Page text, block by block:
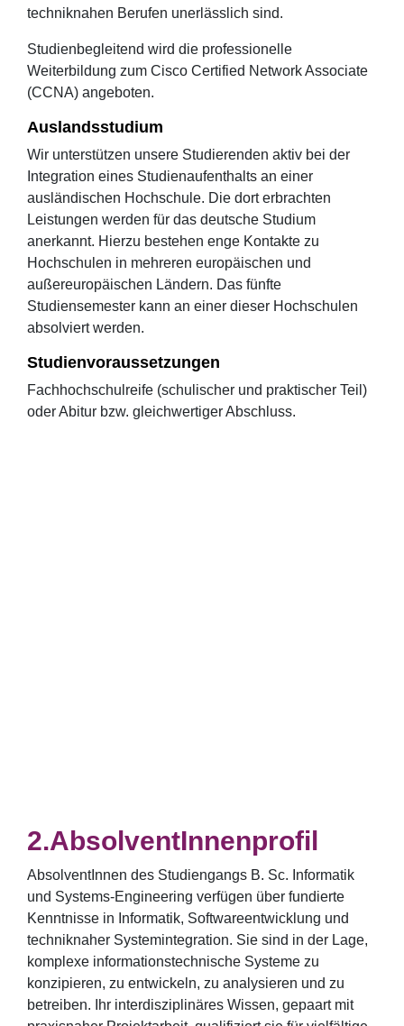
techniknahen Berufen unerlässlich sind.
Studienbegleitend wird die professionelle
Weiterbildung zum Cisco Certified Network Associate
(CCNA) angeboten.
Auslandsstudium
Wir unterstützen unsere Studierenden aktiv bei der
Integration eines Studienaufenthalts an einer
ausländischen Hochschule. Die dort erbrachten
Leistungen werden für das deutsche Studium
anerkannt. Hierzu bestehen enge Kontakte zu
Hochschulen in mehreren europäischen und
außereuropäischen Ländern. Das fünfte
Studiensemester kann an einer dieser Hochschulen
absolviert werden.
Studienvoraussetzungen
Fachhochschulreife (schulischer und praktischer Teil)
oder Abitur bzw. gleichwertiger Abschluss.
AbsolventInnenprofil
AbsolventInnen des Studiengangs B. Sc. Informatik
und Systems-Engineering verfügen über fundierte
Kenntnisse in Informatik, Softwareentwicklung und
techniknaher Systemintegration. Sie sind in der Lage,
komplexe informationstechnische Systeme zu
konzipieren, zu entwickeln, zu analysieren und zu
betreiben. Ihr interdisziplinäres Wissen, gepaart mit